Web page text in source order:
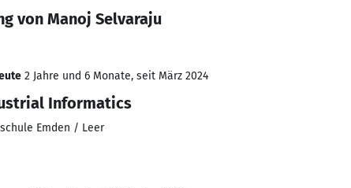
von Manoj Selvaraju
2 Jahre und 6 Monate, seit März 2024
Informatics
Emden / Leer